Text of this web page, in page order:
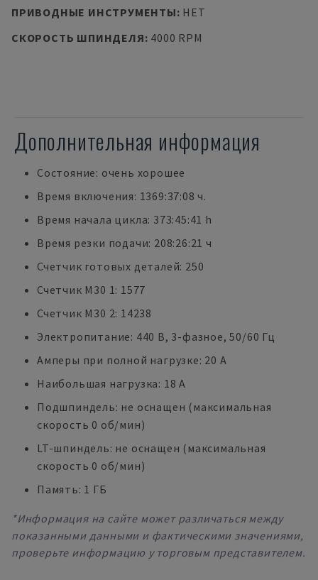
ПРИВОДНЫЕ ИНСТРУМЕНТЫ: НЕТ
СКОРОСТЬ ШПИНДЕЛЯ: 4000 RPM
Дополнительная информация
Состояние: очень хорошее
Время включения: 1369:37:08 ч.
Время начала цикла: 373:45:41 h
Время резки подачи: 208:26:21 ч
Счетчик готовых деталей: 250
Счетчик M30 1: 1577
Счетчик M30 2: 14238
Электропитание: 440 В, 3-фазное, 50/60 Гц
Амперы при полной нагрузке: 20 A
Наибольшая нагрузка: 18 A
Подшпиндель: не оснащен (максимальная
скорость 0 об/мин)
LT-шпиндель: не оснащен (максимальная
скорость 0 об/мин)
Память: 1 ГБ
*Информация на сайте может различаться между
показанными данными и фактическими значениями,
проверьте информацию у торговым представителем.